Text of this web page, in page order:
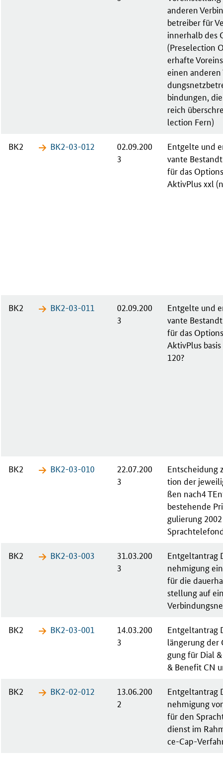
an­de­ren
be­trei­ber für
in­ner­halb des
(Pre­se­lec­ti­on
er­haf­te
ei­nen
bin­dun­gen,
reich
lec­ti­on Fern)
BK2 BK2-03-​012
02.09.200
3
Ent­gel­te und
van­te
für das
Ak­tiv­Plus xxl
BK2 BK2-03-​011
02.09.200
3
Ent­gel­te und
van­te
für das
Ak­tiv­Plus
120?
BK2 BK2-03-​010
22.07.200
3
ti­on der
ßen nach4
be­ste­hen­de
gu­lie­rung
BK2 BK2-03-​003
31.03.200
3
Ent­gelt­an­trag
neh­mi­gung
für die
stel­lung auf
BK2 BK2-03-​001
14.03.200
3
Ent­gelt­an­trag
län­ge­rung
gung für Di­al
& Be­ne­fit CN
BK2 BK2-02-​012
13.06.200
2
Ent­gelt­an­trag
neh­mi­gung
für den
dienst im
ce-Cap-